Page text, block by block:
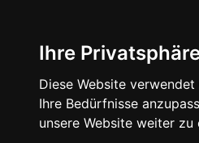
Ihre
Diese Website
Ihre Bedürfnisse
unsere Website weiter